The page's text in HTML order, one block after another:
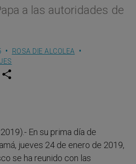
a las autoridades de
ROSA DIE ALCOLEA
w
En su prima día de
jueves 24 de enero de 2019,
se ha reunido con las